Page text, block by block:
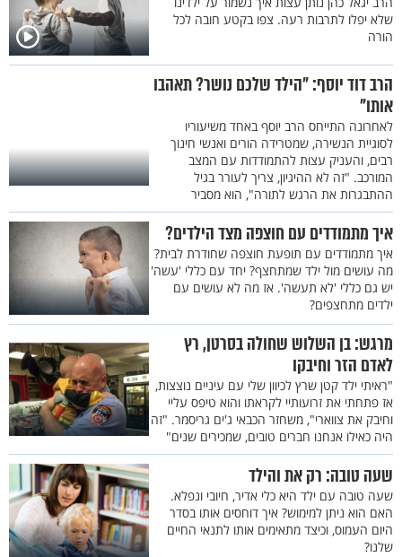
שלא יפלו לתרבות רעה. צפו בקטע חובה לכל
הורה
הרב דוד יוסף: "הילד שלכם נושר? תאהבו
אותו"
לאחרונה התייחס הרב יוסף באחד משיעוריו
לסוגיית הנשירה, שמטרידה הורים ואנשי חינוך
רבים, והעניק עצות להתמודדות עם המצב
המורכב. "זה לא ההיגיון, צריך לעורר בגיל
ההתבגרות את הרגש לתורה", הוא מסביר
איך מתמודדים עם חוצפה מצד הילדים?
איך מתמודדים עם תופעת חוצפה שחודרת לבית?
מה עושים מול ילד שמתחצף? יחד עם כללי 'עשה'
יש גם כללי 'לא תעשה'. אז מה לא עושים עם
ילדים מתחצפים?
מרגש: בן השלוש שחולה בסרטן, רץ
לאדם הזר וחיבקו
"ראיתי ילד קטן שרץ לכיוון שלי עם עיניים נוצצות,
אז פתחתי את זרועותיי לקראתו והוא טיפס עליי
וחיבק את צווארי", משחזר הכבאי ג'ים גריסמר. "זה
היה כאילו אנחנו חברים טובים, שמכירים שנים"
שעה טובה: רק את והילד
שעה טובה עם ילד היא כלי אדיר, חיובי ונפלא.
האם הוא ניתן למימוש? איך דוחסים אותו בסדר
היום העמוס, וכיצד מתאימים אותו לתנאי החיים
שלנו?